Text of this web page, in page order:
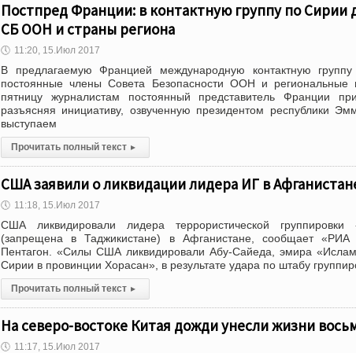
Постпред Франции: в контактную группу по
СБ ООН и страны региона
🕔 11:20, 15.Июл 2017
В предлагаемую Францией международную контактную
постоянные члены Совета Безопасности ООН и региональные
пятницу журналистам постоянный представитель Франции
разъясняя инициативу, озвученную президентом республики
выступаем
Прочитать полный текст ▸
США заявили о ликвидации лидера ИГ в
🕔 11:18, 15.Июл 2017
США ликвидировали лидера террористической группировки
(запрещена в Таджикистане) в Афганистане, сообщает
Пентагон. «Силы США ликвидировали Абу-Сайеда, эмира
Сирии в провинции Хорасан», в результате удара по штабу
Прочитать полный текст ▸
На северо-востоке Китая дожди унесли жизни
🕔 11:17, 15.Июл 2017